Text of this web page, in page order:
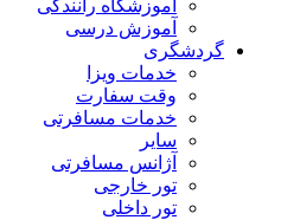
آموزشگاه رانندگی
آموزش درسی
گردشگری
خدمات ویزا
وقت سفارت
خدمات مسافرتی
سایر
آژانس مسافرتی
تور خارجی
تور داخلی